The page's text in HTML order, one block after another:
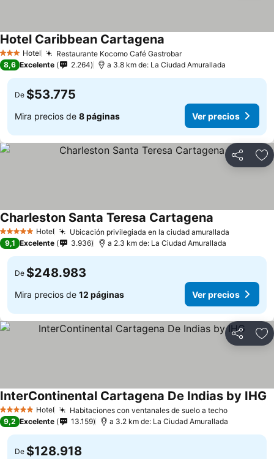
3 Estrellas
Hotel Restaurante Kocomo Café Gastrobar
Hotel Caribbean Cartagena
8,6 Excelente 2.264 a 3.8 km de: La Ciudad Amurallada
De $53.775
Mira precios de 8 páginas Ver precios
Compartir
5 Estrellas Hotel Ubicación privilegiada en la ciudad amurallada
Charleston Santa Teresa Cartagena
9,1 Excelente 3.936 a 2.3 km de: La Ciudad Amurallada
De $248.983
Mira precios de 12 páginas Ver precios
Compartir
5 Estrellas Hotel Habitaciones con ventanales de suelo a techo
InterContinental Cartagena De Indias by IHG
9,2 Excelente 13.159 a 3.2 km de: La Ciudad Amurallada
De $128.918